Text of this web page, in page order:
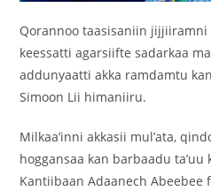
‎Qorannoo taasisaniin jijjiiramni
keessatti agarsiifte sadarkaa
addunyaatti akka ramdamtu
Simoon Lii himaniiru.
‎Milkaa’inni akkasii mul’ata,
hoggansaa kan barbaadu ta’uu
Kantiibaan Adaanech Abeebee